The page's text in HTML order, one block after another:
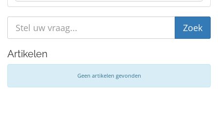
Artikelen
Geen artikelen gevonden